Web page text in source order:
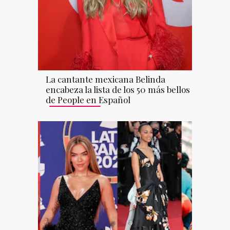
La cantante mexicana Belinda
encabeza la lista de los 50 más bellos
de People en Español